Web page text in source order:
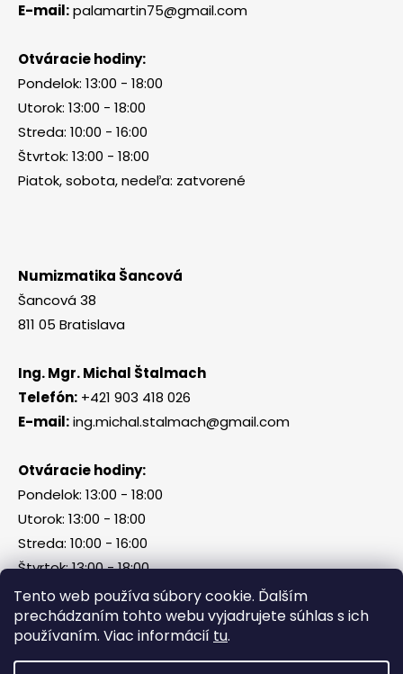
Tento web používa súbory cookie. Ďalším
prechádzaním tohto webu vyjadrujete súhlas s ich
používaním. Viac informácií tu.
E-mail:palamartin75@gmail.com
Otváracie hodiny:
Pondelok: 13:00 - 18:00
Utorok: 13:00 - 18:00
Streda: 10:00 - 16:00
Štvrtok: 13:00 - 18:00
Piatok, sobota, nedeľa: zatvorené
Numizmatika Šancová
Šancová 38
811 05 Bratislava
Ing. Mgr. Michal Štalmach
Telefón: +421 903 418 026
E-mail:ing.michal.stalmach@gmail.com
Otváracie hodiny:
Pondelok: 13:00 - 18:00
Utorok: 13:00 - 18:00
Streda: 10:00 - 16:00
Štvrtok: 13:00 - 18:00
Piatok, sobota, nedeľa: zatvorené